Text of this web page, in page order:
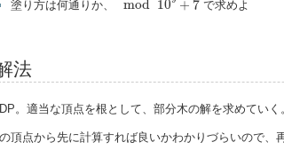
塗り方は何通りか、
mod 10 + 7 で求めよ
法
。適当な頂点を根として、部分木の解を求めていく。
頂点から先に計算すれば良いかわかりづらいので、